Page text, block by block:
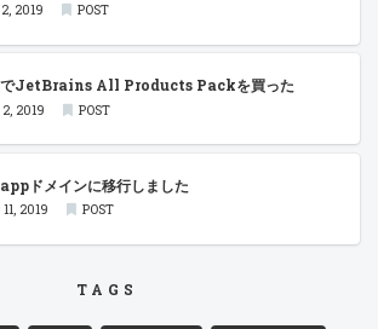
2019 POST
でJetBrains All Products Packを買った
2019 POST
ドメインに移行しました
2019 POST
TAGS